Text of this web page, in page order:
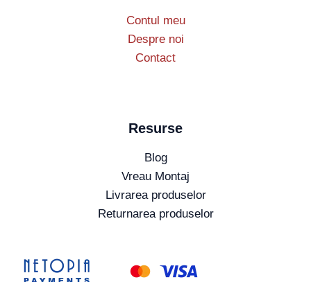
Contul meu
Despre noi
Contact
Resurse
Blog
Vreau Montaj
Livrarea produselor
Returnarea produselor